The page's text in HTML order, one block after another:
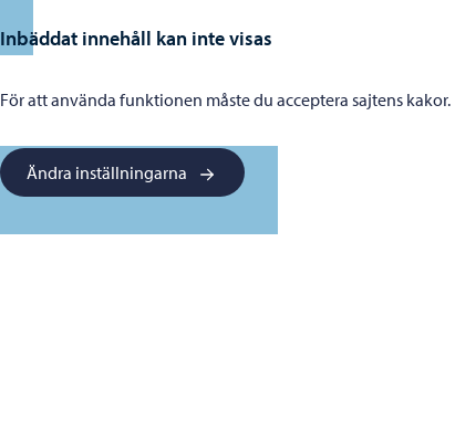
Inbäddat innehåll kan inte visas
För att använda funktionen måste du acceptera sajtens kakor.
Ändra inställningarna